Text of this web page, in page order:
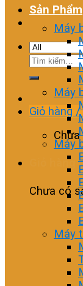
Tìm
Giỏ hàng /
Giỏ hàng
Chưa có
Sản Phẩm
Máy
Máy
Máy
Máy